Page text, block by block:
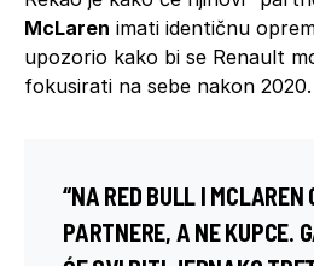
McLaren imati identičnu
upozorio kako bi se Renault
fokusirati na sebe nakon 2020.
“NA RED BULL I MCLAREN
PARTNERE, A NE KUPCE.